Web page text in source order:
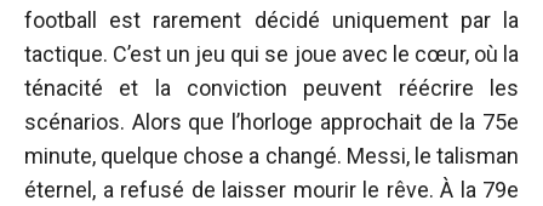
football est rarement décidé uniquement par la
tactique. C’est un jeu qui se joue avec le cœur, où la
ténacité et la conviction peuvent réécrire les
scénarios. Alors que l’horloge approchait de la 75e
minute, quelque chose a changé. Messi, le talisman
éternel, a refusé de laisser mourir le rêve. À la 79e